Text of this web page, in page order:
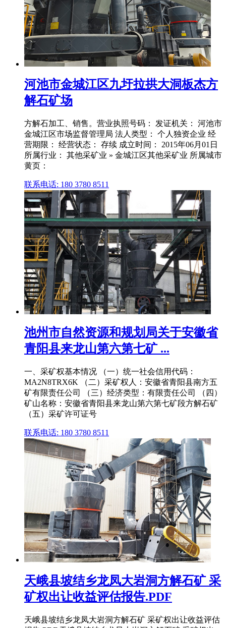
河池市金城江区九圩拉拱大洞板杰方
解石矿场
方解石加工、销售。营业执照号码： 发证机关： 河池市
金城江区市场监督管理局 法人类型： 个人独资企业 经
营期限： 经营状态： 存续 成立时间： 2015年06月01日
所属行业： 其他采矿业 » 金城江区其他采矿业 所属城市
黄页：
联系电话: 180 3780 8511
池州市自然资源和规划局关于安徽省
青阳县来龙山第六第七矿 ...
一、采矿权基本情况 （一）统一社会信用代码：
MA2N8TRX6K （二）采矿权人：安徽省青阳县南方五
矿有限责任公司 （三）经济类型：有限责任公司 （四）
矿山名称：安徽省青阳县来龙山第六第七矿段方解石矿
（五）采矿许可证号
联系电话: 180 3780 8511
天峨县坡结乡龙凤大岩洞方解石矿 采
矿权出让收益评估报告.PDF
天峨县坡结乡龙凤大岩洞方解石矿 采矿权出让收益评估